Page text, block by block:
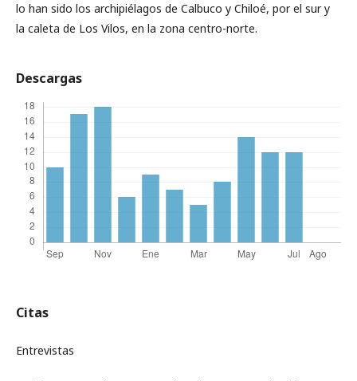
lo han sido los archipiélagos de Calbuco y Chiloé, por el sur y
la caleta de Los Vilos, en la zona centro-norte.
Descargas
Citas
Entrevistas